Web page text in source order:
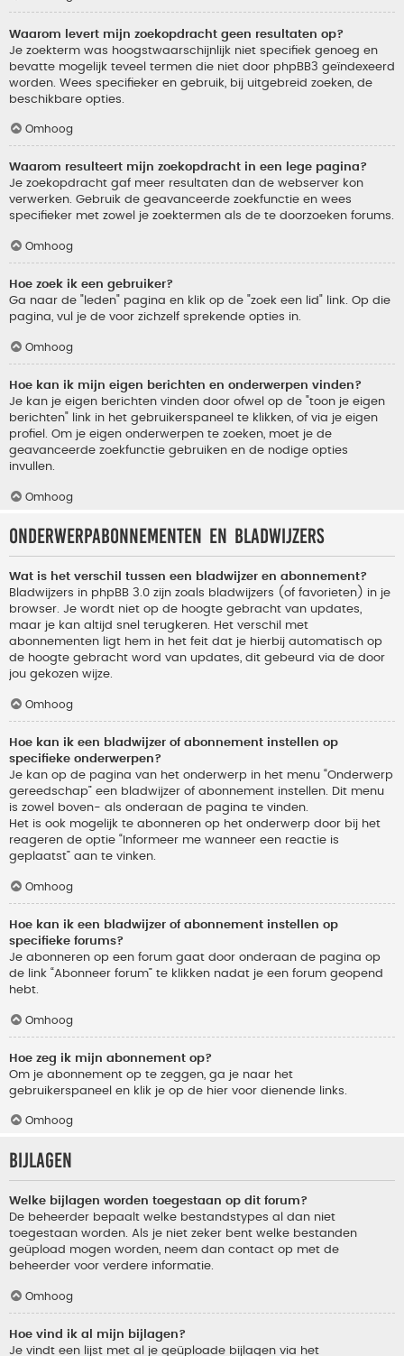
Waarom levert mijn zoekopdracht geen resultaten op?
Je zoekterm was hoogstwaarschijnlijk niet specifiek genoeg en
bevatte mogelijk teveel termen die niet door phpBB3 geïndexeerd
worden. Wees specifieker en gebruik, bij uitgebreid zoeken, de
beschikbare opties.
Omhoog
Waarom resulteert mijn zoekopdracht in een lege pagina?
Je zoekopdracht gaf meer resultaten dan de webserver kon
verwerken. Gebruik de geavanceerde zoekfunctie en wees
specifieker met zowel je zoektermen als de te doorzoeken forums.
Omhoog
Hoe zoek ik een gebruiker?
Ga naar de "leden" pagina en klik op de "zoek een lid" link. Op die
pagina, vul je de voor zichzelf sprekende opties in.
Omhoog
Hoe kan ik mijn eigen berichten en onderwerpen vinden?
Je kan je eigen berichten vinden door ofwel op de "toon je eigen
berichten" link in het gebruikerspaneel te klikken, of via je eigen
profiel. Om je eigen onderwerpen te zoeken, moet je de
geavanceerde zoekfunctie gebruiken en de nodige opties
invullen.
Omhoog
Onderwerpabonnementen en bladwijzers
Wat is het verschil tussen een bladwijzer en abonnement?
Bladwijzers in phpBB 3.0 zijn zoals bladwijzers (of favorieten) in je
browser. Je wordt niet op de hoogte gebracht van updates,
maar je kan altijd snel terugkeren. Het verschil met
abonnementen ligt hem in het feit dat je hierbij automatisch op
de hoogte gebracht word van updates, dit gebeurd via de door
jou gekozen wijze.
Omhoog
Hoe kan ik een bladwijzer of abonnement instellen op
specifieke onderwerpen?
Je kan op de pagina van het onderwerp in het menu “Onderwerp
gereedschap” een bladwijzer of abonnement instellen. Dit menu
is zowel boven- als onderaan de pagina te vinden.
Het is ook mogelijk te abonneren op het onderwerp door bij het
reageren de optie “Informeer me wanneer een reactie is
geplaatst” aan te vinken.
Omhoog
Hoe kan ik een bladwijzer of abonnement instellen op
specifieke forums?
Je abonneren op een forum gaat door onderaan de pagina op
de link “Abonneer forum” te klikken nadat je een forum geopend
hebt.
Omhoog
Hoe zeg ik mijn abonnement op?
Om je abonnement op te zeggen, ga je naar het
gebruikerspaneel en klik je op de hier voor dienende links.
Omhoog
Bijlagen
Welke bijlagen worden toegestaan op dit forum?
De beheerder bepaalt welke bestandstypes al dan niet
toegestaan worden. Als je niet zeker bent welke bestanden
geüpload mogen worden, neem dan contact op met de
beheerder voor verdere informatie.
Omhoog
Hoe vind ik al mijn bijlagen?
Je vindt een lijst met al je geüploade bijlagen via het